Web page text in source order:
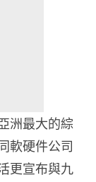
洲最大的綜
軟硬件公司
更宣布與九